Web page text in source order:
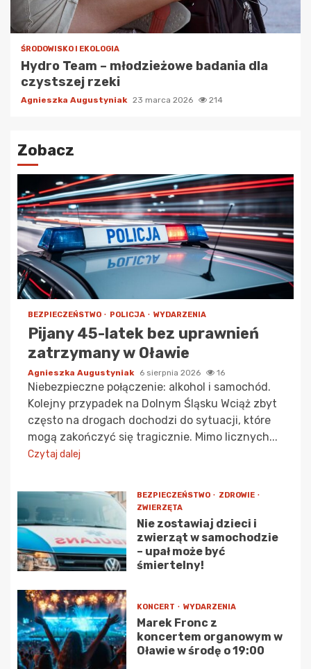
ŚRODOWISKO I EKOLOGIA
Hydro Team – młodzieżowe badania dla
czystszej rzeki
Agnieszka Augustyniak 23 marca 2026 214
Zobacz
BEZPIECZEŃSTWO POLICJA WYDARZENIA
Pijany 45-latek bez uprawnień
zatrzymany w Oławie
Agnieszka Augustyniak 6 sierpnia 2026 16
Niebezpieczne połączenie: alkohol i samochód.
Kolejny przypadek na Dolnym Śląsku Wciąż zbyt
często na drogach dochodzi do sytuacji, które
mogą zakończyć się tragicznie. Mimo licznych...
Czytaj dalej
BEZPIECZEŃSTWO
ZDROWIE
ZWIERZĘTA
Nie zostawiaj dzieci i
zwierząt w samochodzie
– upał może być
śmiertelny!
KONCERT WYDARZENIA
Marek Fronc z
koncertem organowym w
Oławie w środę o 19:00